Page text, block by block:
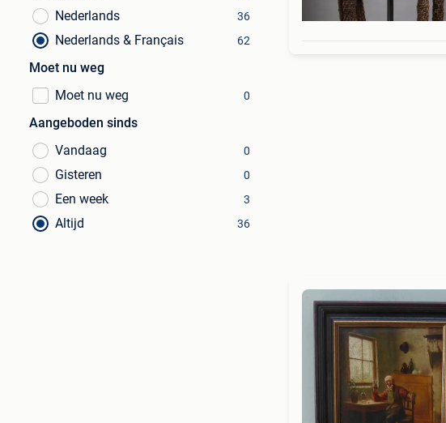
Nederlands 36
Nederlands & Français 62
Moet nu weg
Moet nu weg
0
Aangeboden sinds
Vandaag
0
Gisteren 0
Een week 3
Altijd 36